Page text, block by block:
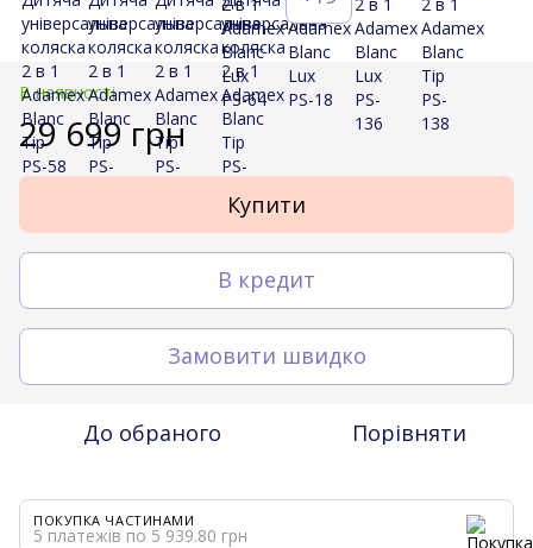
В наявності
29 699 грн
Купити
В кредит
Замовити швидко
До обраного Порівняти
ПОКУПКА ЧАСТИНАМИ
5 платежів по 5 939.80 грн